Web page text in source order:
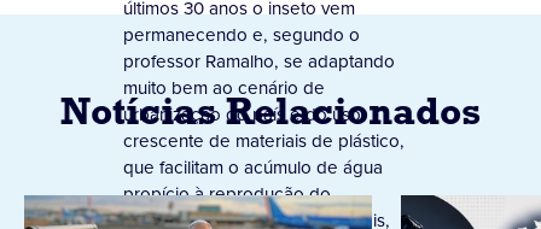
últimos 30 anos o inseto vem
permanecendo e, segundo o
professor Ramalho, se adaptando
muito bem ao cenário de
urbanização do país e do uso
crescente de materiais de plástico,
que facilitam o acúmulo de água
propício à reprodução do
mosquito.“Todos esses materiais,
Notícias Relacionados